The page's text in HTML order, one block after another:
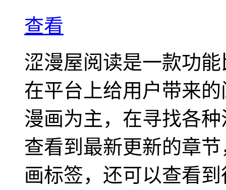
查看
涩漫屋阅读是一款功
在平台上给用户带来
漫画为主，在寻找各
查看到最新更新的章
画标签，还可以查看